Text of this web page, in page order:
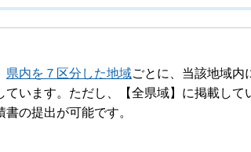
県内を７区分した地域ごとに、当該地域内
います。ただし、【全県域】に掲載して
の提出が可能です。